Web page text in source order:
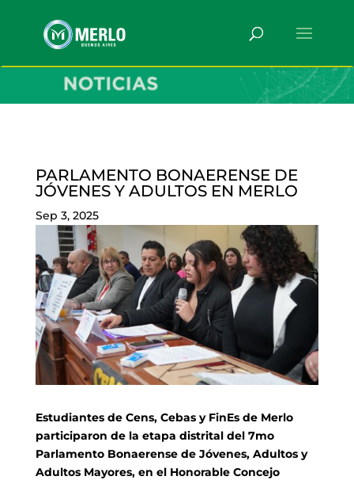
PARLAMENTO BONAERENSE DE
JÓVENES Y ADULTOS EN MERLO
Sep 3, 2025
Estudiantes de Cens, Cebas y FinEs de Merlo
participaron de la etapa distrital del 7mo
Parlamento Bonaerense de Jóvenes, Adultos y
Adultos Mayores, en el Honorable Concejo